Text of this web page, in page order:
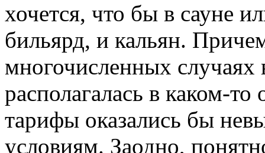
хочется, что бы в сауне
бильярд, и кальян.
многочисленных случаях
располагалась в каком-
тарифы оказались бы
условиям. Заодно,